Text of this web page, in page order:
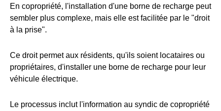
En copropriété, l'installation d'une borne de recharge peut
sembler plus complexe, mais elle est facilitée par le "droit
à la prise".
Ce droit permet aux résidents, qu'ils soient locataires ou
propriétaires, d'installer une borne de recharge pour leur
véhicule électrique.
Le processus inclut l'information au syndic de copropriété